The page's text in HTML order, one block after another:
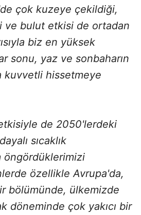
çok kuzeye çekildiği,
ve bulut etkisi de ortadan
biz en yüksek
sonu, yaz ve sonbaharın
kuvvetli hissetmeye
etkisiyle de 2050'lerdeki
sıcaklık
öngördüklerimizi
özellikle Avrupa'da,
bölümünde, ülkemizde
döneminde çok yakıcı bir